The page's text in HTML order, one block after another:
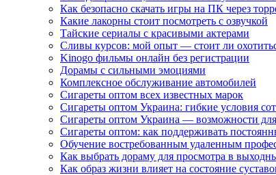
Как безопасно скачать игры на ПК через
Какие лакорны стоит посмотреть с озвучкой
Тайские сериалы с красивыми актерами
Сливы курсов: мой опыт — стоит ли
Kinogo фильмы онлайн без регистрации
Дорамы с сильными эмоциями
Комплексное обслуживание автомобилей
Сигареты оптом всех известных марок
Сигареты оптом Украина: гибкие условия
Сигареты оптом Украина — возможности
Сигареты оптом: как поддерживать
Обучение востребованным удаленным
Как выбрать дораму для просмотра в
Как образ жизни влияет на состояние